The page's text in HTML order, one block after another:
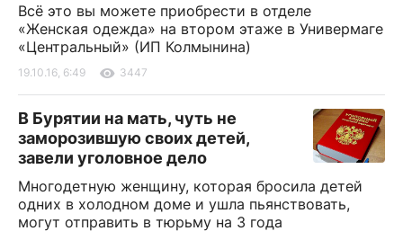
Всё это вы можете приобрести в отделе
«Женская одежда» на втором этаже в Универмаге
«Центральный» (ИП Колмынина)
19.10.16, 6:49 3447
В Бурятии на мать, чуть не
заморозившую своих детей,
завели уголовное дело
Многодетную женщину, которая бросила детей
одних в холодном доме и ушла пьянствовать,
могут отправить в тюрьму на 3 года